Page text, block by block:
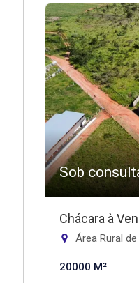
Sob
Chácara à
Área Rural
20000 M²